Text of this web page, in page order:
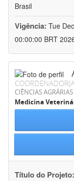
Brasil
Vigência: Tue
00:00:00 BRT
CIÊNCIAS AGRÁRIAS
Medicina
Título do Projeto: